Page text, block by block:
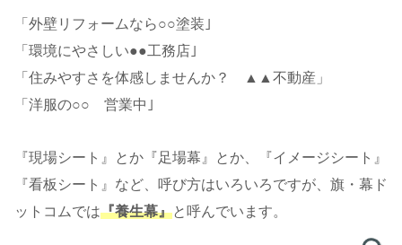
「外壁リフォームなら○○塗装｣
「環境にやさしい●●工務店｣
「住みやすさを体感しませんか？ ▲▲不動産」
「洋服の○○ 営業中｣
『現場シート』とか『足場幕』とか、『イメージシート』
『看板シート』など、呼び方はいろいろですが、旗・幕ド
ットコムでは『養生幕』と呼んでいます。